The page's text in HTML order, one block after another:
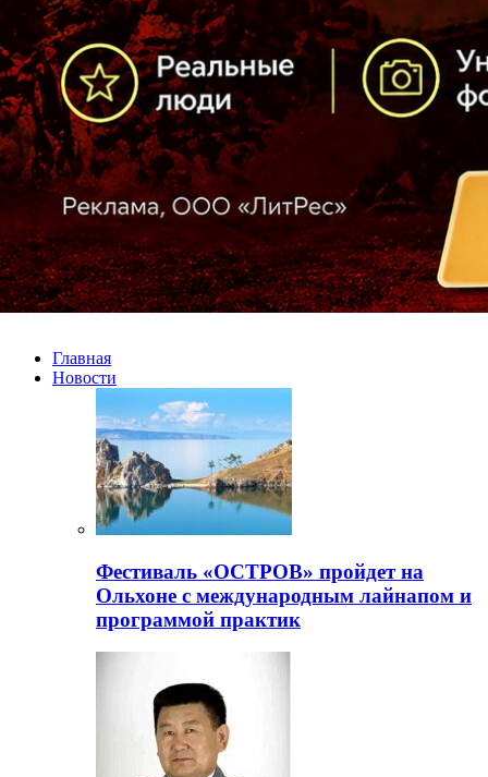
Главная
Новости
Фестиваль «ОСТРОВ» пройдет на
Ольхоне с международным лайнапом и
программой практик